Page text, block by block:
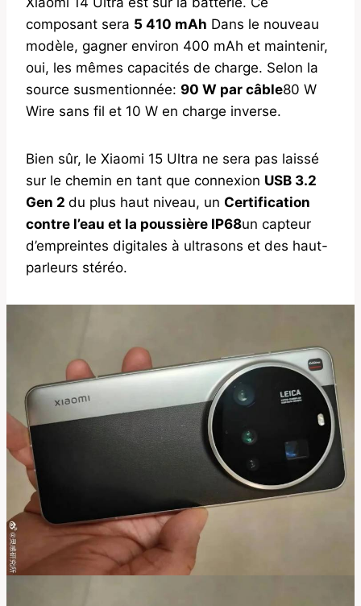
composant sera 5 410 mAh Dans le nouveau
modèle, gagner environ 400 mAh et maintenir,
oui, les mêmes capacités de charge. Selon la
source susmentionnée: 90 W par câble80 W
Wire sans fil et 10 W en charge inverse.
Bien sûr, le Xiaomi 15 Ultra ne sera pas laissé
sur le chemin en tant que connexion USB 3.2
Gen 2 du plus haut niveau, un Certification
contre l’eau et la poussière IP68un capteur
d’empreintes digitales à ultrasons et des haut-
parleurs stéréo.